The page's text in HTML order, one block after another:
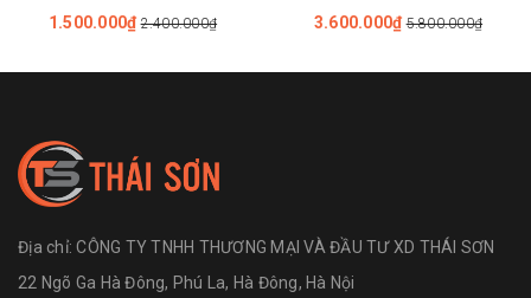
Lạnh
1.500.000₫ 2.400.000₫
(1009160000) Nóng Lạnh Rút
Dây Agate
3.600.000₫ 5.800.000₫
Địa chỉ:CÔNG TY TNHH THƯƠNG MẠI VÀ ĐẦU TƯ XD THÁI SƠN
22 Ngõ Ga Hà Đông, Phú La, Hà Đông, Hà Nội